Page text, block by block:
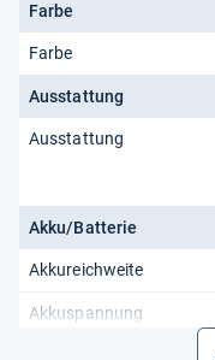
Farbe
Farbe
Ausstattung
Ausstattung
Akku/Batterie
Akkureichweite
Akkuspannung